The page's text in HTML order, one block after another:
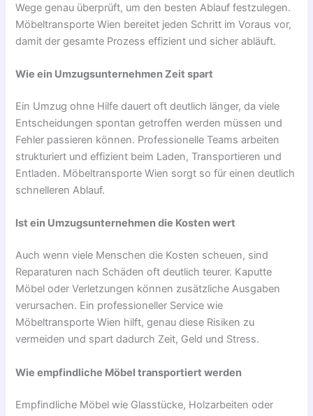
Wege genau überprüft, um den besten Ablauf festzulegen.
Möbeltransporte Wien bereitet jeden Schritt im Voraus vor,
damit der gesamte Prozess effizient und sicher abläuft.
Wie ein Umzugsunternehmen Zeit spart
Ein Umzug ohne Hilfe dauert oft deutlich länger, da viele
Entscheidungen spontan getroffen werden müssen und
Fehler passieren können. Professionelle Teams arbeiten
strukturiert und effizient beim Laden, Transportieren und
Entladen. Möbeltransporte Wien sorgt so für einen deutlich
schnelleren Ablauf.
Ist ein Umzugsunternehmen die Kosten wert
Auch wenn viele Menschen die Kosten scheuen, sind
Reparaturen nach Schäden oft deutlich teurer. Kaputte
Möbel oder Verletzungen können zusätzliche Ausgaben
verursachen. Ein professioneller Service wie
Möbeltransporte Wien hilft, genau diese Risiken zu
vermeiden und spart dadurch Zeit, Geld und Stress.
Wie empfindliche Möbel transportiert werden
Empfindliche Möbel wie Glasstücke, Holzarbeiten oder